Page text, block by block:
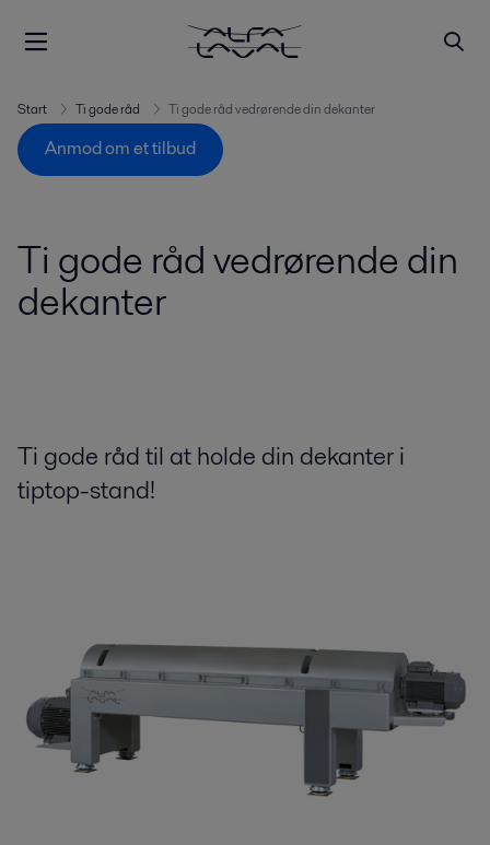
Start Ti gode råd Ti gode råd vedrørende din dekanter
Anmod om et tilbud
Ti gode råd vedrørende din
dekanter
Ti gode råd til at holde din dekanter i
tiptop-stand!